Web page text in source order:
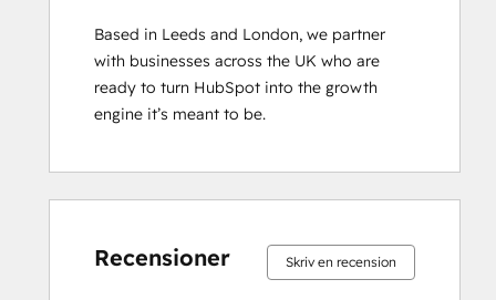
Based in Leeds and London, we partner
with businesses across the UK who are
ready to turn HubSpot into the growth
engine it’s meant to be.
Recensioner Skriv en recension